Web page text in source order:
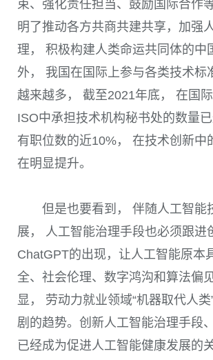
束、强化责任担当、鼓励国际合作
明了推动各方共商共建共享，加强
理， 积极构建人类命运共同体的中
外， 我国在国际上参与各类技术标
越来越多， 截至2021年底， 在国
ISO中承担技术机构秘书处的数量
有职位数的近10%， 在技术创新中
在明显提升。
但是也要看到， 伴随人工智能
展， 人工智能治理手段也必须跟进
ChatGPT的出现，让人工智能原本
全、社会伦理、数字鸿沟和算法偏
显， 劳动力就业领域“机器取代人类
剧的趋势。创新人工智能治理手段
已经成为促进人工智能健康发展的